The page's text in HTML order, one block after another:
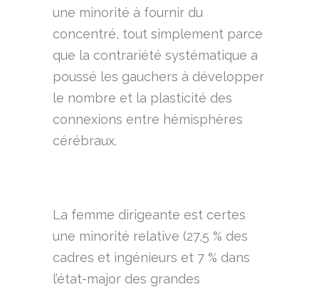
une minorité à fournir du
concentré, tout simplement parce
que la contrariété systématique a
poussé les gauchers à développer
le nombre et la plasticité des
connexions entre hémisphères
cérébraux.
La femme dirigeante est certes
une minorité relative (27,5 % des
cadres et ingénieurs et 7 % dans
l’état-major des grandes